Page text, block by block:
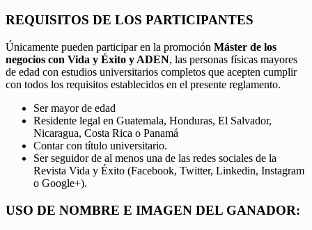
REQUISITOS DE LOS PARTICIPANTES
Únicamente pueden participar en la promoción Máster de los
negocios con Vida y Éxito y ADEN, las personas físicas mayores
de edad con estudios universitarios completos que acepten cumplir
con todos los requisitos establecidos en el presente reglamento.
Ser mayor de edad
Residente legal en Guatemala, Honduras, El Salvador,
Nicaragua, Costa Rica o Panamá
Contar con título universitario.
Ser seguidor de al menos una de las redes sociales de la
Revista Vida y Éxito (Facebook, Twitter, Linkedin, Instagram
o Google+).
USO DE NOMBRE E IMAGEN DEL GANADOR: